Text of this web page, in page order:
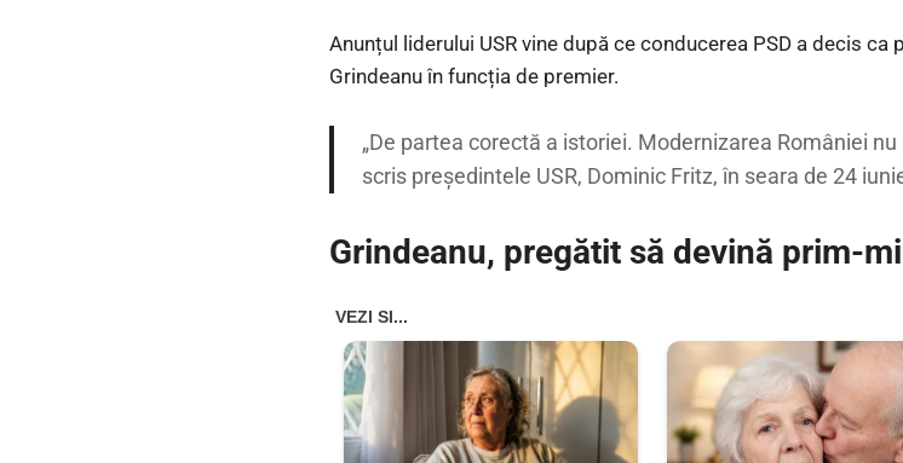
Anunțul liderului USR vine după ce conducerea PSD a decis
Grindeanu în funcția de premier.
„De partea corectă a istoriei. Modernizarea României
scris președintele USR, Dominic Fritz, în seara de 24
Grindeanu, pregătit să devină prim-